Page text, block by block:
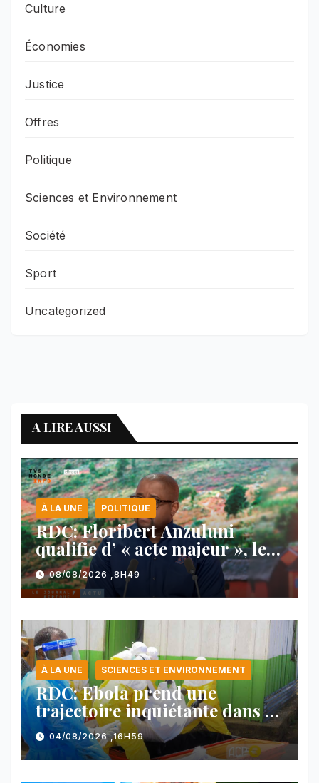
Culture
Économies
Justice
Offres
Politique
Sciences et Environnement
Société
Sport
Uncategorized
A LIRE AUSSI
À LA UNE POLITIQUE
RDC: Floribert Anzuluni
qualifie d’ « acte majeur », le
protocole de désarmement des
FDLR
08/08/2026 ,8H49
À LA UNE SCIENCES ET ENVIRONNEMENT
RDC: Ebola prend une
trajectoire inquiétante dans le
nord-est du pays
04/08/2026 ,16H59